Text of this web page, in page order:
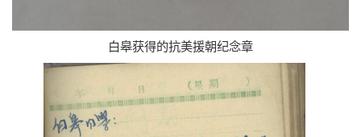
白皋获得的抗美援朝纪念章